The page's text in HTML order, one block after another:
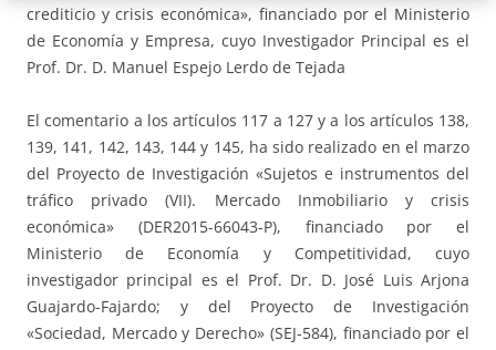
crediticio y crisis económica», financiado por el Ministerio
de Economía y Empresa, cuyo Investigador Principal es el
Prof. Dr. D. Manuel Espejo Lerdo de Tejada
El comentario a los artículos 117 a 127 y a los artículos 138,
139, 141, 142, 143, 144 y 145, ha sido realizado en el marzo
del Proyecto de Investigación «Sujetos e instrumentos del
tráfico privado (VII). Mercado Inmobiliario y crisis
económica» (DER2015-66043-P), financiado por el
Ministerio de Economía y Competitividad, cuyo
investigador principal es el Prof. Dr. D. José Luis Arjona
Guajardo-Fajardo; y del Proyecto de Investigación
«Sociedad, Mercado y Derecho» (SEJ-584), financiado por el